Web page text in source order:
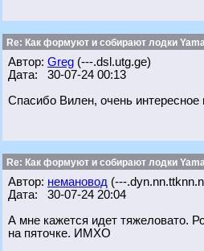
Re: Как формуют и собирают лодки
Автор: Greg (---.dsl.utg.ge)
Дата: 30-07-24 00:13
Спасибо Вилен, очень интересное
Re: Как формуют и собирают лодки
Автор: немановод (---
Дата: 30-07-24 20:04
А мне кажется идет тяжеловато.
на пяточке. ИМХО